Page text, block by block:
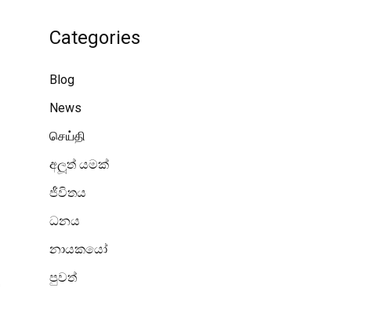
Categories
Blog
News
செய்தி
අලූත් යමක්
ජීවිතය
ධනය
නායකයෝ
පුවත්